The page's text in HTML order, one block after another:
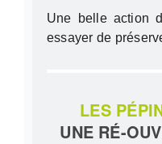
Une belle action
essayer de
LES
UNE RÉ-